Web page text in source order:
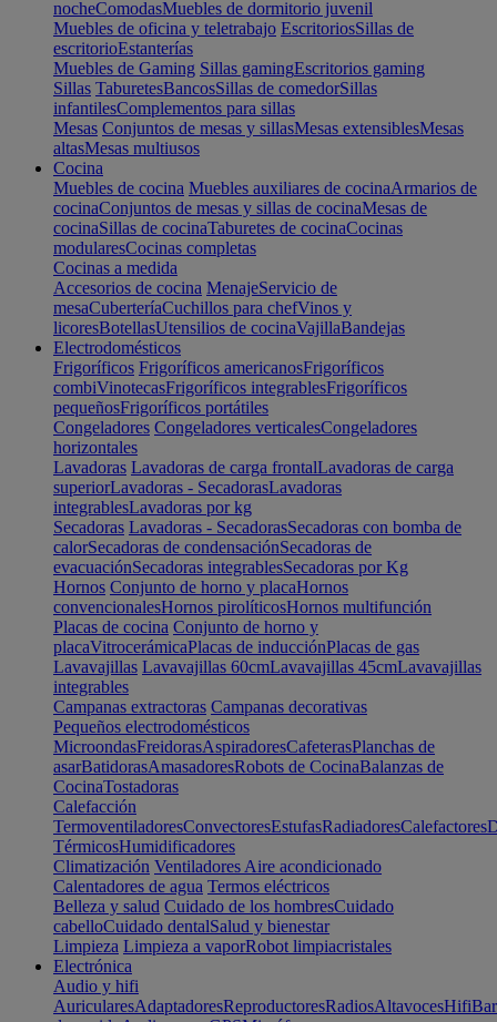
nocheComodasMuebles de dormitorio juvenil
Muebles de oficina y teletrabajo EscritoriosSillas de
escritorioEstanterías
Muebles de Gaming Sillas gamingEscritorios gaming
Sillas TaburetesBancosSillas de comedorSillas
infantilesComplementos para sillas
Mesas Conjuntos de mesas y sillasMesas extensiblesMesas
altasMesas multiusos
Cocina
Muebles de cocina Muebles auxiliares de cocinaArmarios de
cocinaConjuntos de mesas y sillas de cocinaMesas de
cocinaSillas de cocinaTaburetes de cocinaCocinas
modularesCocinas completas
Cocinas a medida
Accesorios de cocina MenajeServicio de
mesaCuberteríaCuchillos para chefVinos y
licoresBotellasUtensilios de cocinaVajillaBandejas
Electrodomésticos
Frigoríficos Frigoríficos americanosFrigoríficos
combiVinotecasFrigoríficos integrablesFrigoríficos
pequeñosFrigoríficos portátiles
Congeladores Congeladores verticalesCongeladores
horizontales
Lavadoras Lavadoras de carga frontalLavadoras de carga
superiorLavadoras - SecadorasLavadoras
integrablesLavadoras por kg
Secadoras Lavadoras - SecadorasSecadoras con bomba de
calorSecadoras de condensaciónSecadoras de
evacuaciónSecadoras integrablesSecadoras por Kg
Hornos Conjunto de horno y placaHornos
convencionalesHornos pirolíticosHornos multifunción
Placas de cocina Conjunto de horno y
placaVitrocerámicaPlacas de inducciónPlacas de gas
Lavavajillas Lavavajillas 60cmLavavajillas 45cmLavavajillas
integrables
Campanas extractoras Campanas decorativas
Pequeños electrodomésticos
MicroondasFreidorasAspiradoresCafeterasPlanchas de
asarBatidorasAmasadoresRobots de CocinaBalanzas de
CocinaTostadoras
Calefacción
TermoventiladoresConvectoresEstufasRadiadoresCalefactores
TérmicosHumidificadores
Climatización Ventiladores Aire acondicionado
Calentadores de agua Termos eléctricos
Belleza y salud Cuidado de los hombresCuidado
cabelloCuidado dentalSalud y bienestar
Limpieza Limpieza a vaporRobot limpiacristales
Electrónica
Audio y hifi
AuricularesAdaptadoresReproductoresRadiosAltavocesHifi